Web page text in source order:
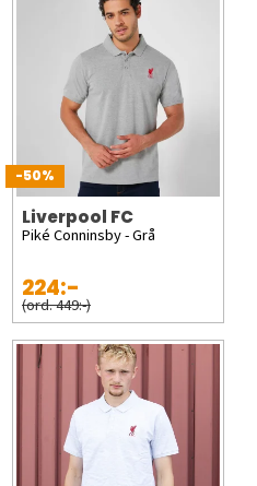
-50%
Liverpool FC
Piké Conninsby - Grå
224:-
(ord. 449:-)